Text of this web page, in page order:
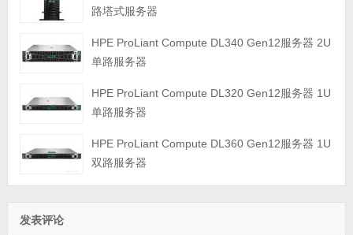
路塔式服务器
HPE ProLiant Compute DL340 Gen12服务器 2U
单路服务器
HPE ProLiant Compute DL320 Gen12服务器 1U
单路服务器
HPE ProLiant Compute DL360 Gen12服务器 1U
双路服务器
发表评论